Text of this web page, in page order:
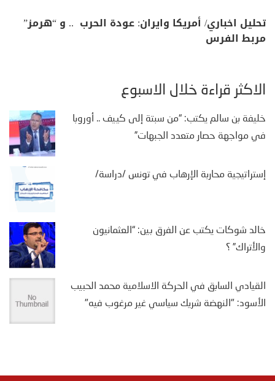
تحليل اخباري/ أمريكا وايران: عودة الحرب .. و “هرمز”
مربط الفرس
الأكثر قراءة خلال الأسبوع
خليفة بن سالم يكتب: “من سبتة إلى كييف .. أوروبا
في مواجهة حصار متعدد الجبهات”
إستراتيجية محاربة الإرهاب في تونس /دراسة/
خالد شوكات يكتب عن الفرق بين: “العثمانيون
والأتراك” ؟
القيادي السابق في الحركة الاسلامية محمد الحبيب
الأسود: "النهضة شريك سياسي غير مرغوب فيه"